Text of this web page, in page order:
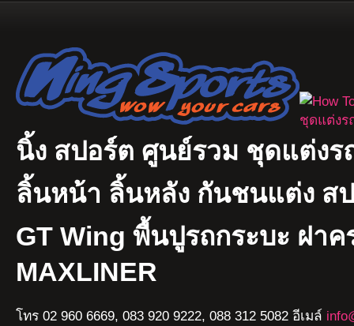
นิ้ง สปอร์ต ศูนย์รวม ชุดแต่งร
ลิ้นหน้า ลิ้นหลัง กันชนแต่ง สป
GT Wing พื้นปูรถกระบะ ฝาค
MAXLINER
โทร 02 960 6669, 083 920 9222, 088 312 5082 อีเมล์